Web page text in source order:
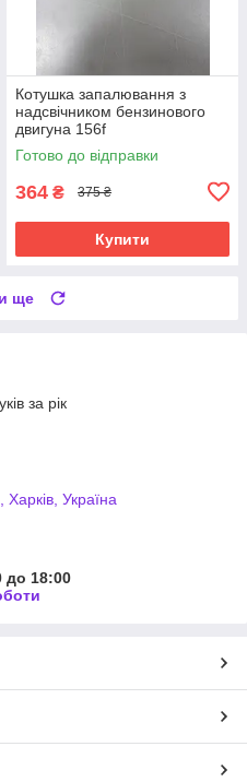
Котушка запалювання з
надсвічником бензинового
двигуна 156f
Готово до відправки
364 ₴ 375 ₴
Купити
ще
за рік
Україна
до 18:00